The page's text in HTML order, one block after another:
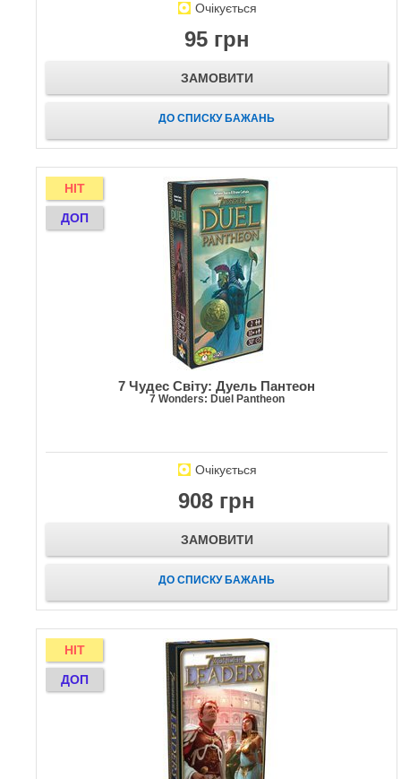
Очікується
95 грн
ЗАМОВИТИ
ДО СПИСКУ БАЖАНЬ
HIT
ДОП
7 Чудес Світу: Дуель Пантеон
7 Wonders: Duel Pantheon
Очікується
908 грн
ЗАМОВИТИ
ДО СПИСКУ БАЖАНЬ
HIT
ДОП